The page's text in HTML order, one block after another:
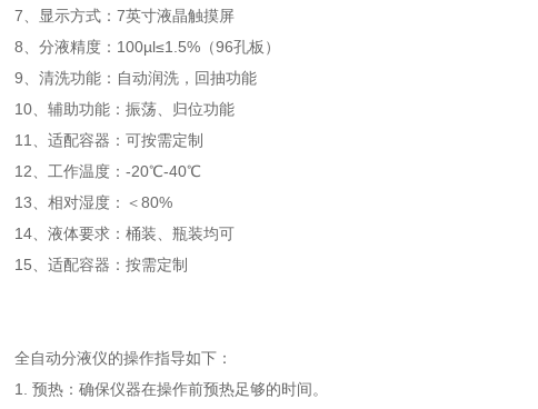
7、 显示方式：7英寸液晶触摸屏
8、 分液精度：100µl≤1.5%（96孔板）
9、 清洗功能：自动润洗，回抽功能
10、 辅助功能：振荡、归位功能
11、 适配容器：可按需定制
12、 工作温度：-20℃-40℃
13、 相对湿度：＜80%
14、 液体要求 ： 桶装、瓶装均可
15、 适配容器 ： 按需定制
全自动分液仪的操作指导如下：
1. 预热：确保仪器在操作前预热足够的时间。